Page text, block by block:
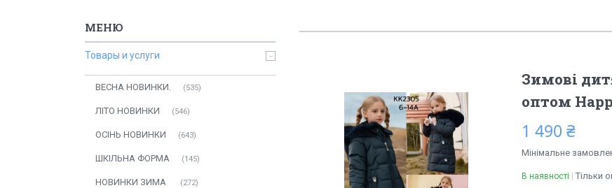
Зимові
оптом
1 490 ₴
Мінімальне
В наявності Тільки
Товары и услуги
ВЕСНА НОВИНКИ. 535
ЛITO HOBИНКИ 546
ОСIНЬ НОВИНКИ 643
ШКІЛЬНА ФОРМА 145
НОВИНКИ ЗИМА 272